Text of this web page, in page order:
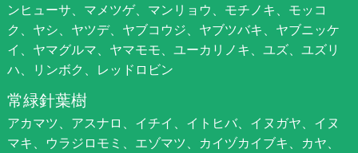
ンヒューサ、マメツゲ、マンリョウ、モチノキ、モッコ
ク、ヤシ、ヤツデ、ヤブコウジ、ヤブツバキ、ヤブニッケ
イ、ヤマグルマ、ヤマモモ、ユーカリノキ、ユズ、ユズリ
ハ、リンボク、レッドロビン
常緑針葉樹
アカマツ、アスナロ、イチイ、イトヒバ、イヌガヤ、イヌ
マキ、ウラジロモミ、エゾマツ、カイヅカイブキ、カヤ、